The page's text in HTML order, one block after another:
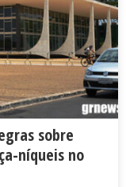
sobre
níqueis no